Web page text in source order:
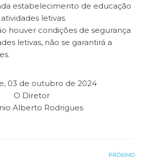
estabelecimento de educação
letivas.
houver condições de segurança
letivas, não se garantirá a
03 de outubro de 2024
O Diretor
Alberto Rodrigues
PRÓXIMO